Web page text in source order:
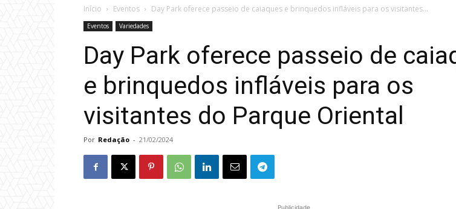
Início Eventos Day Park oferece passeio de caiaques e brinquedos infláveis para os visitantes...
Eventos Variedades
Day Park oferece passeio de
e brinquedos infláveis para os
visitantes do Parque Oriental
Por Redação - 21/02/2024
Publicidade